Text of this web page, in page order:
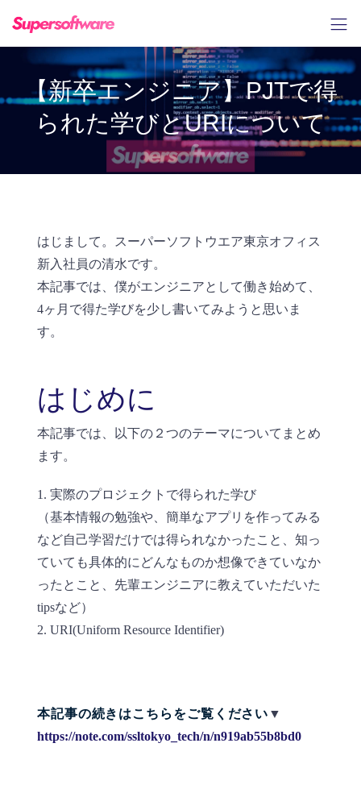
【新卒エンジニア】PJTで得
られた学びとURIについて
はじまして。スーパーソフトウエア東京オフィス
新入社員の清水です。
本記事では、僕がエンジニアとして働き始めて、
4ヶ月で得た学びを少し書いてみようと思いま
す。
はじめに
本記事では、以下の２つのテーマについてまとめ
ます。
1. 実際のプロジェクトで得られた学び
（基本情報の勉強や、簡単なアプリを作ってみる
など自己学習だけでは得られなかったこと、知っ
ていても具体的にどんなものか想像できていなか
ったとこと、先輩エンジニアに教えていただいた
tipsなど）
2. URI(Uniform Resource Identifier)
本記事の続きはこちらをご覧ください ▼
https://note.com/ssltokyo_tech/n/n919ab55b8bd0